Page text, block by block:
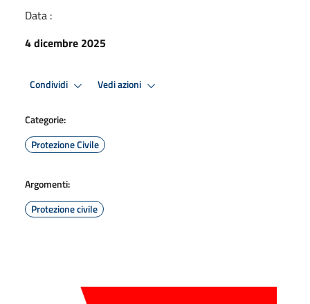
Data :
4 dicembre 2025
Condividi Vedi azioni
Categorie:
Protezione Civile
Argomenti:
Protezione civile